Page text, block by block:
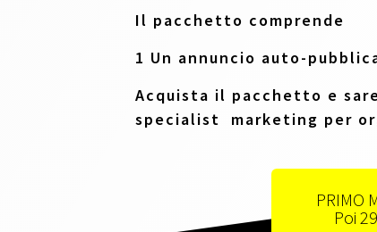
Il pacchetto comprende
1 Un annuncio auto-
Acquista il pacchetto e
specialist marketing per
PRIMO
Poi